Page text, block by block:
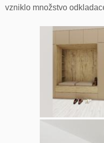
vzniklo množstvo